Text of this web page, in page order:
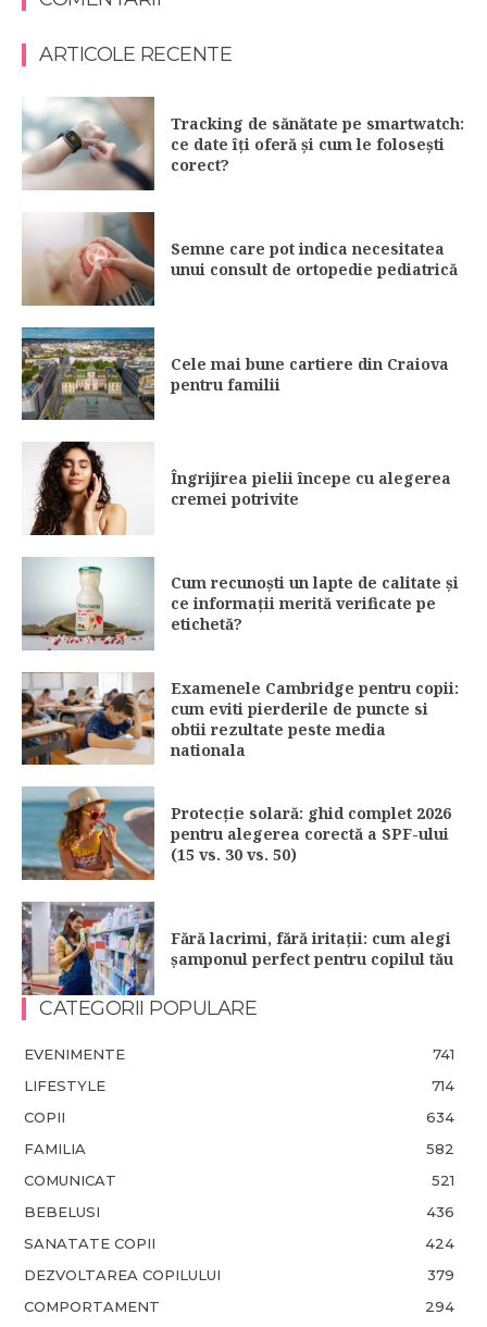
ARTICOLE RECENTE
Tracking de sănătate pe smartwatch:
ce date îți oferă și cum le folosești
corect?
Semne care pot indica necesitatea
unui consult de ortopedie pediatrică
Cele mai bune cartiere din Craiova
pentru familii
Îngrijirea pielii începe cu alegerea
cremei potrivite
Cum recunoști un lapte de calitate și
ce informații merită verificate pe
etichetă?
Examenele Cambridge pentru copii:
cum eviti pierderile de puncte si
obtii rezultate peste media
nationala
Protecție solară: ghid complet 2026
pentru alegerea corectă a SPF-ului
(15 vs. 30 vs. 50)
Fără lacrimi, fără iritații: cum alegi
șamponul perfect pentru copilul tău
CATEGORII POPULARE
EVENIMENTE
741
LIFESTYLE
714
COPII
634
FAMILIA
582
COMUNICAT
521
BEBELUSI
436
SANATATE COPII
424
DEZVOLTAREA COPILULUI
379
COMPORTAMENT
294